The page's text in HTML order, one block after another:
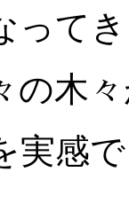
って
の木
実感